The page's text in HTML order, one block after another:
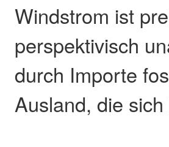
Windstrom ist
perspektivisch
durch Importe
Ausland, die